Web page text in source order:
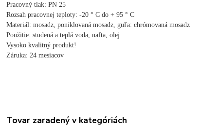
Pracovný tlak: PN 25
Rozsah pracovnej teploty: -20 ° C do + 95 ° C
Materiál: mosadz, poniklovaná mosadz, guľa: chrómovaná mosadz
Použitie: studená a teplá voda, nafta, olej
Vysoko kvalitný produkt!
Záruka: 24 mesiacov
Tovar zaradený v kategóriách